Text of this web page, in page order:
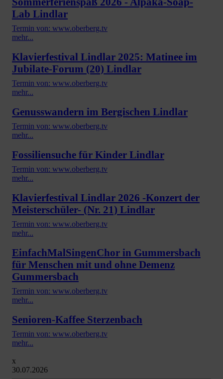
Lab Lindlar
Termin von: www.oberberg.tv
mehr...
Klavierfestival Lindlar 2025: Matinee im
Jubilate-Forum (20) Lindlar
Termin von: www.oberberg.tv
mehr...
Genusswandern im Bergischen Lindlar
Termin von: www.oberberg.tv
mehr...
Fossiliensuche für Kinder Lindlar
Termin von: www.oberberg.tv
mehr...
Klavierfestival Lindlar 2026 -Konzert der
Meisterschüler- (Nr. 21) Lindlar
Termin von: www.oberberg.tv
mehr...
EinfachMalSingenChor in Gummersbach
für Menschen mit und ohne Demenz
Gummersbach
Termin von: www.oberberg.tv
mehr...
Senioren-Kaffee Sterzenbach
Termin von: www.oberberg.tv
mehr...
x
30.07.2026